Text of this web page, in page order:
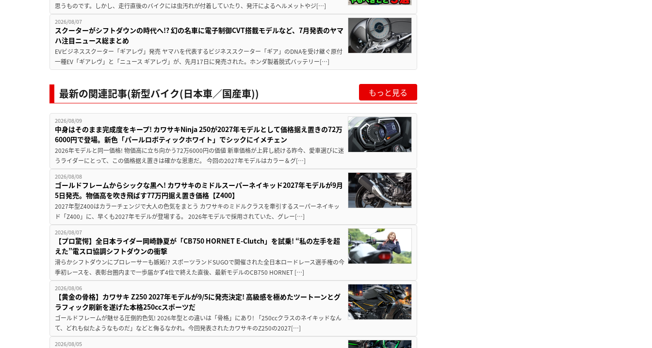
思うものです。しかし、走行直後のバイクには虫汚れが付着していたり、発汗によるヘルメットやジ[…]
2026/08/07
スクーターがシフトダウンの時代へ!? 幻の名車に電子制御CVT搭載モデルなど、7月発表のヤマ
ハ注目ニュース総まとめ
EVビジネススクーター「ギアレヴ」発売 ヤマハを代表するビジネススクーター「ギア」のDNAを受け継ぐ原付
一種EV「ギアレヴ」と「ニュース ギアレヴ」が、先月17日に発売された。ホンダ製着脱式バッテリー[…]
最新の関連記事(新型バイク(日本車／国産車)) もっと見る
2026/08/09
中身はそのまま完成度をキープ! カワサキNinja 250が2027年モデルとして価格据え置きの72万
6000円で登場。新色「パールロボティックホワイト」でシックにイメチェン
2026年モデルと同一価格! 物価高に立ち向かう72万6000円の価値 新車価格が上昇し続ける昨今、愛車選びに迷
うライダーにとって、この価格据え置きは確かな恩恵だ。 今回の2027年モデルはカラー＆グ[…]
2026/08/08
ゴールドフレームからシックな黒へ! カワサキのミドルスーパーネイキッド2027年モデルが9月
5日発売。物価高を吹き飛ばす77万円据え置き価格【Z400】
2027年型Z400はカラーチェンジで大人の色気をまとう カワサキのミドルクラスを牽引するスーパーネイキッ
ド「Z400」に、早くも2027年モデルが登場する。 2026年モデルで採用されていた、グレー[…]
2026/08/07
【プロ驚愕】全日本ライダー岡崎静夏が「CB750 HORNET E-Clutch」を試乗! “私の左手を超
えた”電スロ協調シフトダウンの衝撃
滑らかシフトダウンにプロレーサーも嫉妬!? スポーツランドSUGOで開催された全日本ロードレース選手権の今
季初レースを、表彰台圏内まで一歩届かず4位で終えた直後、最新モデルのCB750 HORNET […]
2026/08/06
【黄金の骨格】カワサキ Z250 2027年モデルが9/5に発売決定! 高級感を極めたツートーンとグ
ラフィック刷新を遂げた本格250ccスポーツだ
ゴールドフレームが魅せる圧倒的色気! 2026年型との違いは「骨格」にあり! 「250ccクラスのネイキッドなん
て、どれも似たようなものだ」などと侮るなかれ。今回発表されたカワサキのZ250の2027[…]
2026/08/05